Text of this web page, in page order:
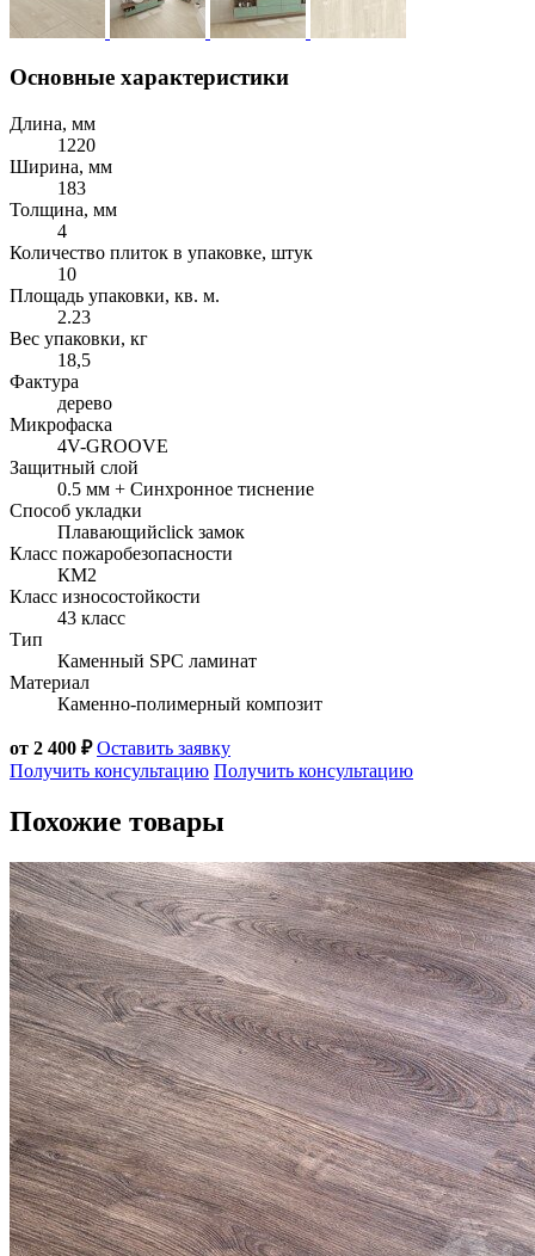
Основные характеристики
Длина, мм
1220
Ширина, мм
183
Толщина, мм
4
Количество плиток в упаковке, штук
10
Площадь упаковки, кв. м.
2.23
Вес упаковки, кг
18,5
Фактура
дерево
Микрофаска
4V-GROOVE
Защитный слой
0.5 мм + Cинхронное тиснение
Способ укладки
Плавающийclick замок
Класс пожаробезопасности
КМ2
Класс износостойкости
43 класс
Тип
Каменный SPC ламинат
Материал
Каменно-полимерный композит
от 2 400 ₽Оставить заявку
Получить консультацию Получить консультацию
Похожие товары